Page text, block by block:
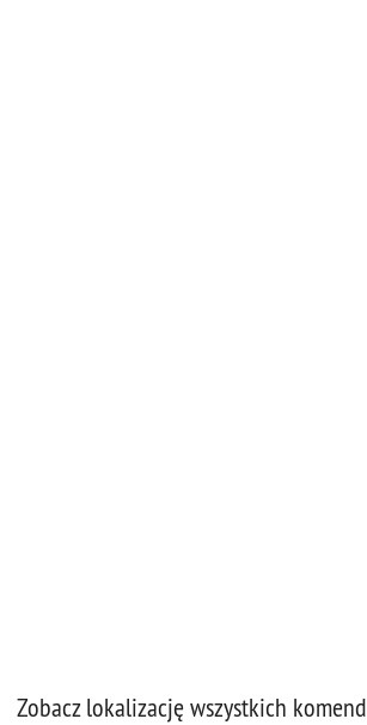
Zobacz lokalizację wszystkich komend